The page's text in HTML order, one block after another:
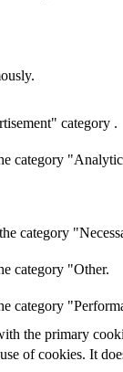
category .
category
category
category "Other.
category
the primary
of cookies. It